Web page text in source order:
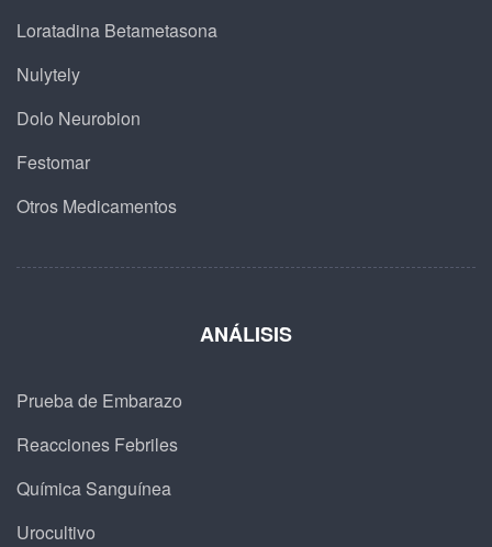
Loratadina Betametasona
Nulytely
Dolo Neurobion
Festomar
Otros Medicamentos
ANÁLISIS
Prueba de Embarazo
Reacciones Febriles
Química Sanguínea
Urocultivo